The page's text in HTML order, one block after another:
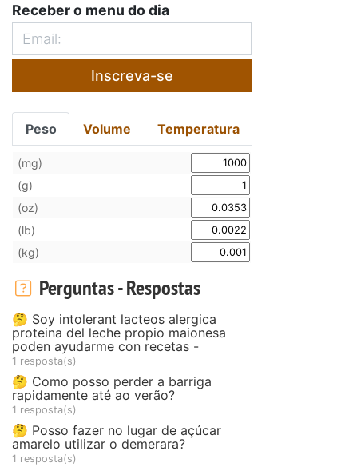
Receber o menu do dia
Inscreva-se
Peso Volume Temperatura
(mg)
(g)
(oz)
(lb)
(kg)
Perguntas - Respostas
🤔 Soy intolerant lacteos alergica
proteina del leche propio maionesa
poden ayudarme con recetas -
1 resposta(s)
🤔 Como posso perder a barriga
rapidamente até ao verão?
1 resposta(s)
🤔 Posso fazer no lugar de açúcar
amarelo utilizar o demerara?
1 resposta(s)